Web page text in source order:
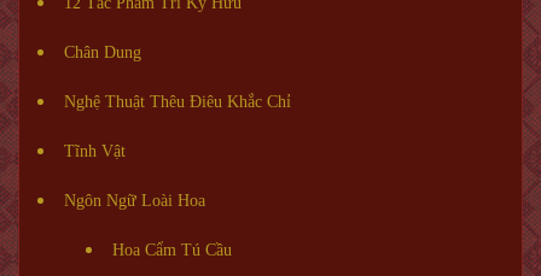
Chân Dung
Nghệ Thuật Thêu Điêu Khắc Chỉ
Tĩnh Vật
Ngôn Ngữ Loài Hoa
Hoa Cẩm Tú Cầu